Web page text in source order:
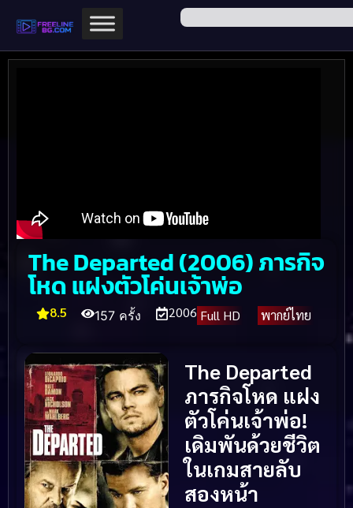
The Departed (2006) ภารกิจ
โหด แฝงตัวโค่นเจ้าพ่อ
8.5 157 ครั้ง 2006 Full HD พากย์ไทย
The Departed
ภารกิจโหด แฝง
ตัวโค่นเจ้าพ่อ!
เดิมพันด้วยชีวิต
ในเกมสายลับ
สองหน้า